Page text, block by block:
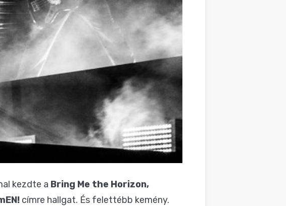
kezdte a Bring Me the Horizon,
címre hallgat. És felettébb kemény.